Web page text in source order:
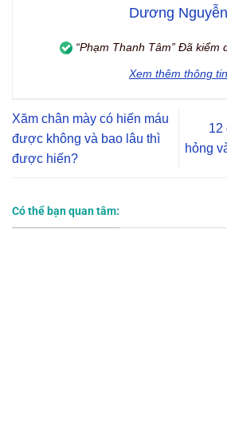
Dương Nguyễn
“Phạm Thanh Tâm” Đã kiểm
Xem thêm thông tin
Xăm chân mày có hiến máu
được không và bao lâu thì
được hiến?
12
hỏng
Có thể bạn quan tâm: